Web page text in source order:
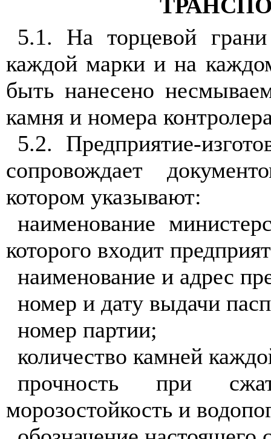
5.1. На торцевой
каждой марки и на
быть нанесено
камня и номера
5.2. Предприятие-
сопровождает
котором указывают:
наименование
которого входит
наименование и адрес
номер и дату выдачи
номер партии;
количество камней
прочность при
морозостойкость и